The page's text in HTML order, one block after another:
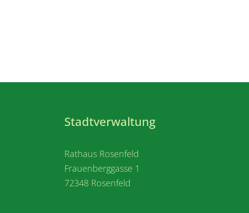
Stadtverwaltung
Rathaus Rosenfeld
Frauenberggasse 1
72348 Rosenfeld